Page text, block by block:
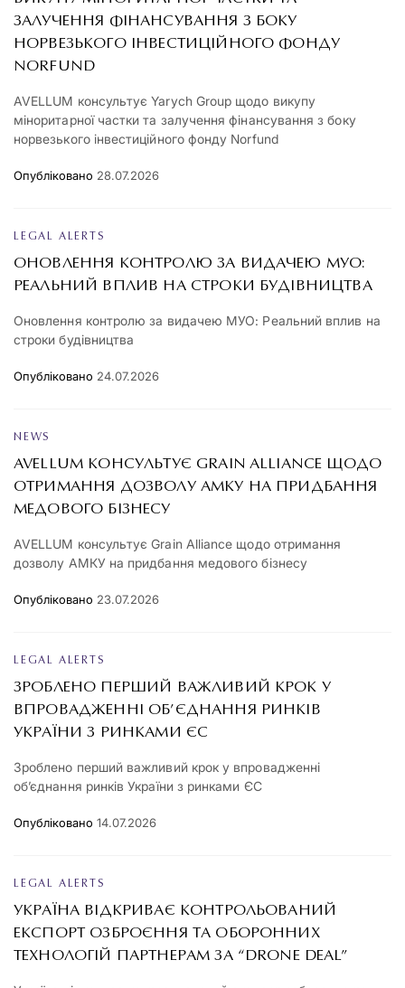
ЗАЛУЧЕННЯ ФІНАНСУВАННЯ З БОКУ
НОРВЕЗЬКОГО ІНВЕСТИЦІЙНОГО ФОНДУ
NORFUND
AVELLUM консультує Yarych Group щодо викупу
міноритарної частки та залучення фінансування з боку
норвезького інвестиційного фонду Norfund
Опубліковано 28.07.2026
LEGAL ALERTS
ОНОВЛЕННЯ КОНТРОЛЮ ЗА ВИДАЧЕЮ МУО:
РЕАЛЬНИЙ ВПЛИВ НА СТРОКИ БУДІВНИЦТВА
Оновлення контролю за видачею МУО: Реальний вплив на
строки будівництва
Опубліковано 24.07.2026
NEWS
AVELLUM КОНСУЛЬТУЄ GRAIN ALLIANCE ЩОДО
ОТРИМАННЯ ДОЗВОЛУ АМКУ НА ПРИДБАННЯ
МЕДОВОГО БІЗНЕСУ
AVELLUM консультує Grain Alliance щодо отримання
дозволу АМКУ на придбання медового бізнесу
Опубліковано 23.07.2026
LEGAL ALERTS
ЗРОБЛЕНО ПЕРШИЙ ВАЖЛИВИЙ КРОК У
ВПРОВАДЖЕННІ ОБ’ЄДНАННЯ РИНКІВ
УКРАЇНИ З РИНКАМИ ЄС
Зроблено перший важливий крок у впровадженні
об’єднання ринків України з ринками ЄС
Опубліковано 14.07.2026
LEGAL ALERTS
УКРАЇНА ВІДКРИВАЄ КОНТРОЛЬОВАНИЙ
ЕКСПОРТ ОЗБРОЄННЯ ТА ОБОРОННИХ
ТЕХНОЛОГІЙ ПАРТНЕРАМ ЗА “DRONE DEAL”